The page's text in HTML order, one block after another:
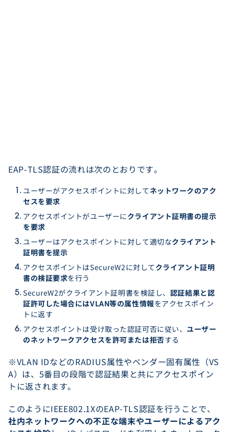
EAP-TLS認証の流れは次のとおりです。
ユーザーがアクセスポイントに対してネットワークのアク
セスを要求
アクセスポイントがユーザーにクライアント証明書の提示
を要求
ユーザーはアクセスポイントに対して適切なクライアント
証明書を提示
アクセスポイントはSecureW2に対してクライアント証明
書の検証要求を行う
SecureW2がクライアント証明書を検証し、 認証結果と認
証許可した場合にはVLAN等の属性情報をアクセスポイン
トに返す
アクセスポイントは受け取った認証可否に従い、 ユーザー
のネットワークアクセスを許可または拒否する
※VLAN IDなどのRADIUS属性やベンダー固有属性（VS
A）は、5番目の段階で認証結果と共にアクセスポイン
トに返されます。
このようにIEEE802.1XのEAP-TLS認証を行うことで、
社内ネットワークへの不正な端末やユーザーによるアク